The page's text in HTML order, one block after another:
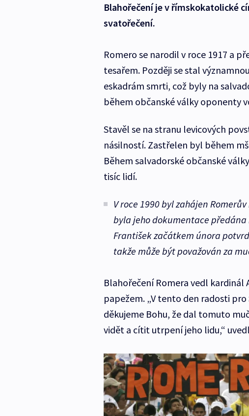
Blahořečení je v římskokatolické
svatořečení.
Romero se narodil v roce 1917 a
tesařem. Později se stal
eskadrám smrti, což byly na
během občanské války oponenty
Stavěl se na stranu levicových
násilností. Zastřelen byl během
Během salvadorské občanské
tisíc lidí.
V roce 1990 byl zahájen
byla jeho dokumentace
František začátkem února
takže může být považován za
Blahořečení Romera vedl kardinál
papežem. „V tento den radosti
děkujeme Bohu, že dal tomuto
vidět a cítit utrpení jeho lidu,“